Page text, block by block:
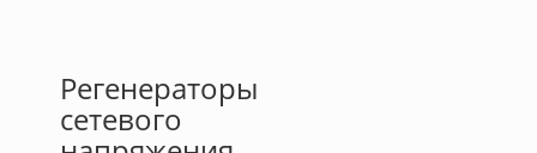
Регенераторы
сетевого